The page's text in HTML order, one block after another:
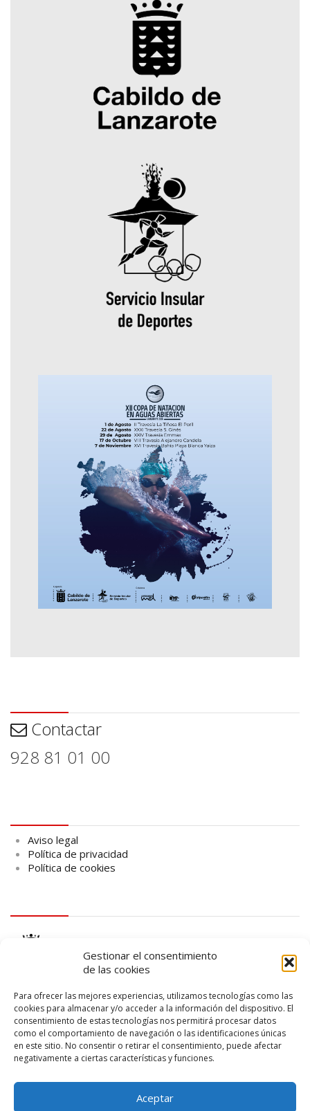
Gestionar el consentimiento
de las cookies
Para ofrecer las mejores experiencias, utilizamos tecnologías como las
cookies para almacenar y/o acceder a la información del dispositivo. El
consentimiento de estas tecnologías nos permitirá procesar datos
como el comportamiento de navegación o las identificaciones únicas
en este sitio. No consentir o retirar el consentimiento, puede afectar
negativamente a ciertas características y funciones.
Aceptar
Contactar
928 81 01 00
Aviso legal
Política de privacidad
Política de cookies
logo SID